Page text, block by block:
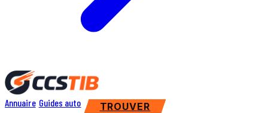
Annuaire Guides auto TROUVER